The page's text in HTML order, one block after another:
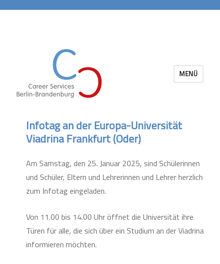
MENÜ
Infotag an der Europa-Universität
Viadrina Frankfurt (Oder)
Am Samstag, den 25. Januar 2025, sind Schülerinnen
und Schüler, Eltern und Lehrerinnen und Lehrer herzlich
zum Infotag eingeladen.
Von 11.00 bis 14.00 Uhr öffnet die Universität ihre
Türen für alle, die sich über ein Studium an der Viadrina
informieren möchten.